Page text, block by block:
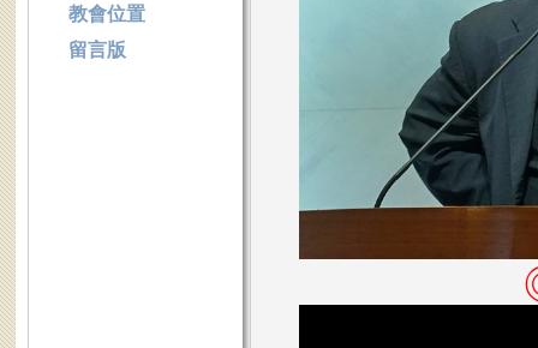
教會位置
留言版